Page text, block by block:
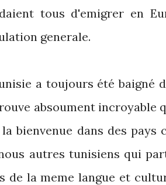
tous d'emigrer en
generale.
a toujours été baigné
absoument incroyable
bienvenue dans des pays
autres tunisiens qui
de la meme langue et